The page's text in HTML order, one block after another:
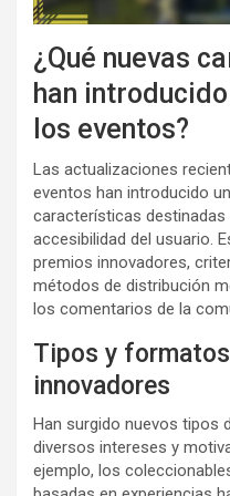
¿Qué nuevas
han
los eventos?
Las actualizaciones
eventos han introducido
características
accesibilidad del usuario.
premios innovadores,
métodos de distribución
los comentarios de la
Tipos y
innovadores
Han surgido nuevos tipos
diversos intereses y
ejemplo, los